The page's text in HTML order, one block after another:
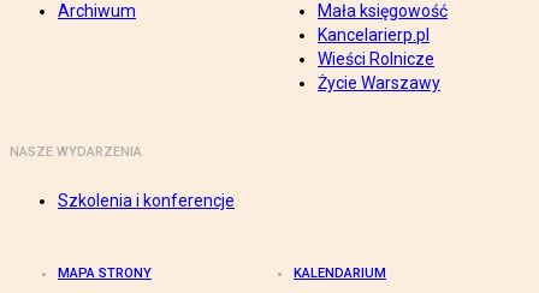
Archiwum
Mała księgowość
Kancelarierp.pl
Wieści Rolnicze
Życie Warszawy
NASZE WYDARZENIA
Szkolenia i konferencje
MAPA STRONY KALENDARIUM